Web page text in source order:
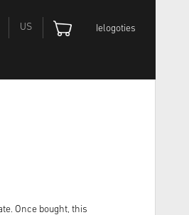
US Ielogoties
Once bought, this